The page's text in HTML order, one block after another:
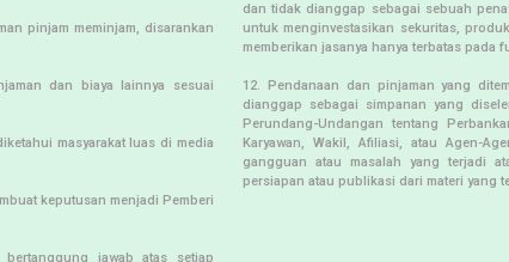
pinjam meminjam, disarankan
dan biaya lainnya sesuai
masyarakat luas di media
keputusan menjadi Pemberi
jawab atas setiap
dan tidak dianggap sebagai sebuah
untuk menginvestasikan sekuritas,
memberikan jasanya hanya terbatas pada
12. Pendanaan dan pinjaman yang
dianggap sebagai simpanan yang
Perundang-Undangan tentang
Karyawan, Wakil, Afiliasi, atau Agen-
gangguan atau masalah yang terjadi
persiapan atau publikasi dari materi yang